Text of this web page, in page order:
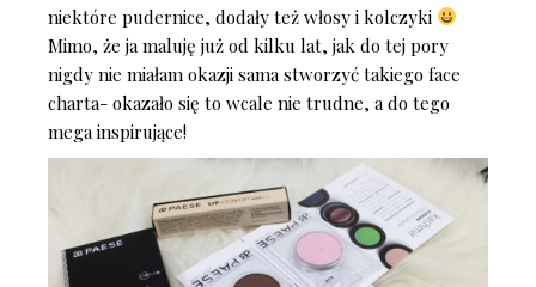
niektóre pudernice, dodały też włosy i kolczyki
Mimo, że ja maluję już od kilku lat, jak do tej pory
nigdy nie miałam okazji sama stworzyć takiego face
charta- okazało się to wcale nie trudne, a do tego
mega inspirujące!